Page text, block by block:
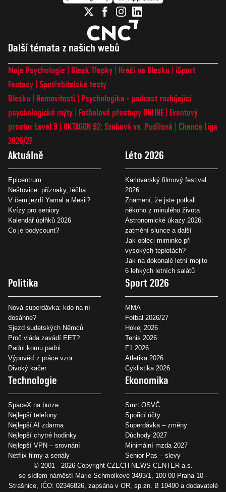
Další témata z našich webů
Moje Psychologie Blesk Tlapky Hráči na Blesku
iSport
Fantasy Spotřebitelské testy
Blesku
Nemovitosti
Psychologika - podcast rozbíjející
psychologické mýty
Fotbalové přestupy ONLINE
Eventový
prostor Level 9 OKTAGON 92: Szabová vs. Pudilová
Chance Liga
2026/27
Aktuálně
Epicentrum
Neštovice: příznaky, léčba
V čem jezdí Yamal a Mesii?
Kvízy pro seniory
Kalendář úplňků 2026
Co je bodycount?
Léto 2026
Karlovarský filmový festival
2026
Znamení, že jste potkali
někoho z minulého života
Astronomické úkazy 2026:
zatmění slunce a další
Jak obléci miminko při
vysokých teplotách?
Jak na dokonalé letní mojito
6 lehkých letních salátů
Politika
Nová superdávka: kdo na ní
dosáhne?
Sjezd sudetských Němců
Proč vláda zavádí EET?
Padni komu padni
Výpověď z práce vzor
Divoký kačer
Sport 2026
MMA
Fotbal 2026/27
Hokej 2026
Tenis 2026
F1 2026
Atletika 2026
Cyklistika 2026
Technologie
SpaceX na burze
Nejlepší telefony
Nejlepší AI zdarma
Nejlepší chytré hodinky
Nejlepší VPN – srovnání
Netflix filmy a seriály
Ekonomika
Smrt OSVČ
Spořicí účty
Superdávka – změny
Důchody 2027
Minimální mzda 2027
Senior Pas – slevy
© 2001 - 2026 Copyright CZECH NEWS CENTER a.s.
se sídlem náměstí Marie Schmolkové 3493/1, 100 00 Praha 10 -
Strašnice, IČO: 02346826, zapsána v OR, sp.zn. B 19490 a dodavatelé